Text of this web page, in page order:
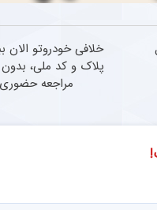
خلافی خودروتو الان
پلاک و کد ملی، بدون
مراجعه حضوری